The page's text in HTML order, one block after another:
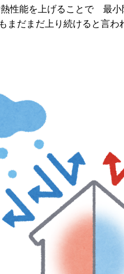
性能を上げることで 最
まだまだ上り続けると言